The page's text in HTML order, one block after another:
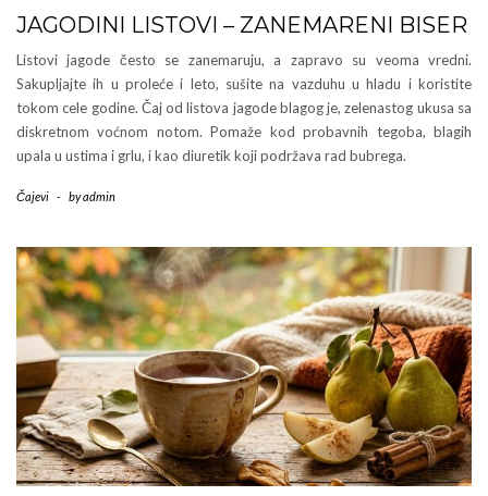
JAGODINI LISTOVI – ZANEMARENI BISER
Listovi jagode često se zanemaruju, a zapravo su veoma vredni.
Sakupljajte ih u proleće i leto, sušite na vazduhu u hladu i koristite
tokom cele godine. Čaj od listova jagode blagog je, zelenastog ukusa sa
diskretnom voćnom notom. Pomaže kod probavnih tegoba, blagih
upala u ustima i grlu, i kao diuretik koji podržava rad bubrega.
Čajevi - byadmin